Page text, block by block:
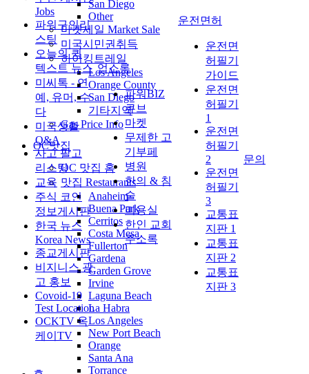
San Diego
Other
마켓세일 Market Sale
미국시민권취득
하이킹트레일
Los Angeles
Orange County
San Diego
기타지역
Gas Price Info
OC맛집
OC 맛집 홈
맛집 Restaurants
Anaheim
Buena Park
Cerritos
Costa Mesa
Fullerton
Gardena
Garden Grove
Irvine
Laguna Beach
La Habra
Los Angeles
New Port Beach
Orange
Santa Ana
Torrance
Jobs
파워구인리
스팅
오늘의 퀵
텍스트 뉴스
미씨톡 - 연
예, 유머, 수
다
미국생활
Q&A
사고 팔고
리스팅
교육
주식 코인
정보게시판
한국 뉴스
Korea News
종교게시판
비지니스 광
고 홍보
Covoid-19
Test Location
OCKTV 옥
케이TV
업소록
파워BIZ
큐브
마켓
무제한 고
기부페
병원
한의 & 침
술
미용실
한인 교회
주소록
운전면허
운전면
허필기
가이드
운전면
허필기
1
운전면
허필기
2
운전면
허필기
3
교통표
지판 1
교통표
지판 2
교통표
지판 3
문의